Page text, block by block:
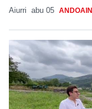
Aiurri abu 05 ANDOAIN